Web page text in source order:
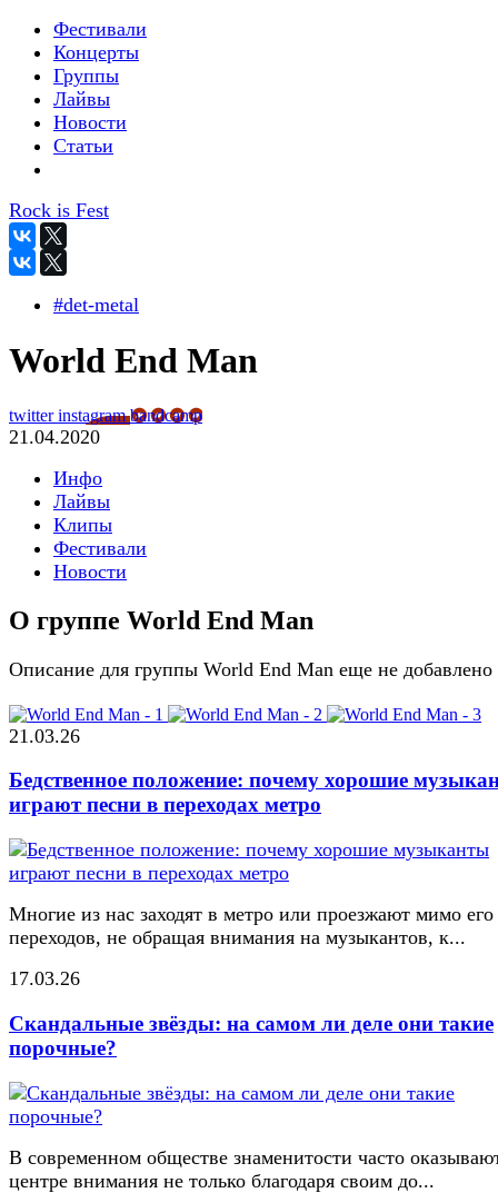
Фестивали
Концерты
Группы
Лайвы
Новости
Статьи
Rock is Fest
#det-metal
World End Man
twitterinstagrambandcamp
21.04.2020
Инфо
Лайвы
Клипы
Фестивали
Новости
О группе World End Man
Описание для группы World End Man еще не добавлено
21.03.26
Бедственное положение: почему хорошие
играют песни в переходах метро
Многие из нас заходят в метро или проезжают мимо его
переходов, не обращая внимания на музыкантов, к...
17.03.26
Скандальные звёзды: на самом ли деле они такие
порочные?
В современном обществе знаменитости часто
центре внимания не только благодаря своим до...